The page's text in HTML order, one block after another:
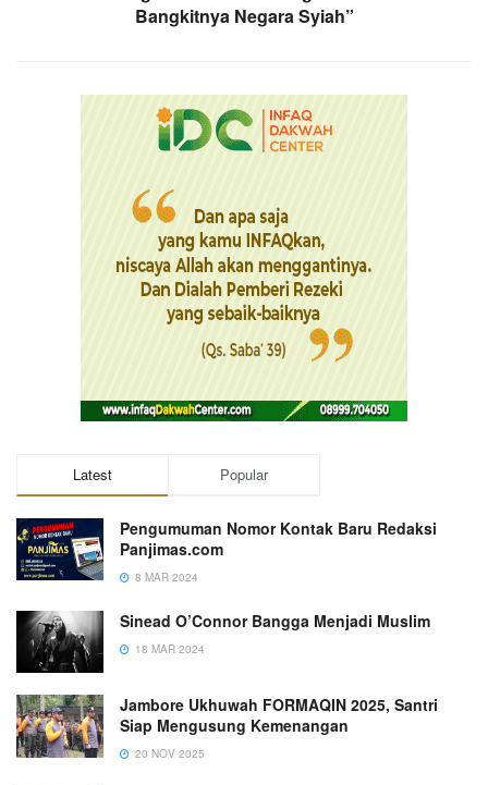
Bangkitnya Negara Syiah”
Latest Popular
Pengumuman Nomor Kontak Baru Redaksi
Panjimas.com
8 MAR 2024
Sinead O’Connor Bangga Menjadi Muslim
18 MAR 2024
Jambore Ukhuwah FORMAQIN 2025, Santri
Siap Mengusung Kemenangan
20 NOV 2025